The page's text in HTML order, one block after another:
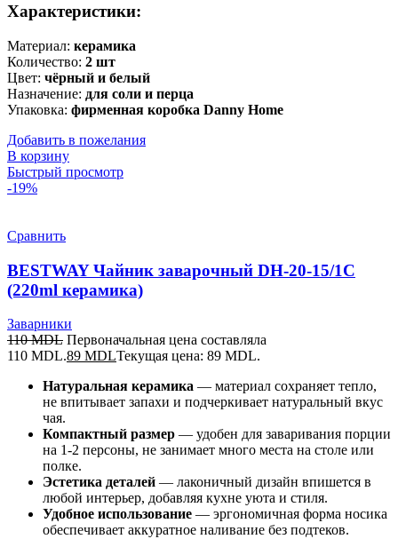
Характеристики:
Материал: керамика
Количество: 2 шт
Цвет: чёрный и белый
Назначение: для соли и перца
Упаковка: фирменная коробка Danny Home
Добавить в пожелания
В корзину
Быстрый просмотр
-19%
Сравнить
BESTWAY Чайник заварочный DH-20-15/1C
(220ml керамика)
Заварники
110MDL Первоначальная цена составляла
110 MDL.89 MDLТекущая цена: 89 MDL.
Натуральная керамика — материал сохраняет тепло,
не впитывает запахи и подчеркивает натуральный вкус
чая.
Компактный размер — удобен для заваривания порции
на 1-2 персоны, не занимает много места на столе или
полке.
Эстетика деталей — лаконичный дизайн впишется в
любой интерьер, добавляя кухне уюта и стиля.
Удобное использование — эргономичная форма носика
обеспечивает аккуратное наливание без подтеков.